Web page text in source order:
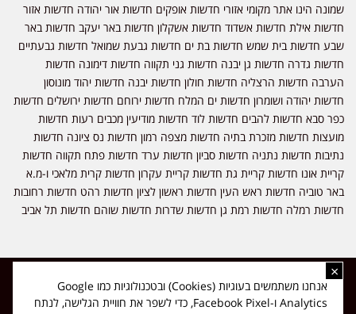
שמונה הינו אתר מקומי אזורי חדשות אופקים חדשות אור יהודה חדשות אזור
חדשות אילת חדשות אשדוד חדשות אשקלון חדשות באר יעקב חדשות באר
שבע חדשות בית שמש חדשות בת ים חדשות גבעת שמואל חדשות גבעתיים
חדשות גדרה חדשות גן יבנה חדשות גני תקווה חדשות דימונה חדשות
הערבה חדשות הרצליה חדשות חולון חדשות יבנה חדשות יהוד מונוסון
חדשות יהודה ושומרון חדשות ים המלח חדשות ירוחם חדשות ירושלים חדשות
כפר סבא חדשות להבים חדשות לוד חדשות מודיעין מכבים רעות חדשות
מועצות חדשות מזכרת בתיה חדשות מצפה רמון חדשות נס ציונה חדשות
נתיבות חדשות נתניה חדשות סביון חדשות ערד חדשות פתח תקווה חדשות
קריית אונו חדשות קריית גת חדשות קריית עקרון חדשות קרית מלאכי ו-מ.א
באר טוביה חדשות ראש העין חדשות ראשון לציון חדשות רהט חדשות רחובות
חדשות רמלה חדשות רמת גן חדשות שדרות חדשות שוהם חדשות תל אביב
כל הזכויות שמורות ל-ליזה ללוצאשווילי - חדשות אפס שמונה - דיווחים בזמן
אמת, נוסד בשנת 2019 | טל' לפרסומים 054-9759222 מייל מערכת
news08.net@gmail.com
×
אנחנו משתמשים בעוגיות (Cookies) ובטכנולוגיות כמו Google
Analytics ו-Facebook Pixel, כדי לשפר את חוויית הגלישה, לנתח